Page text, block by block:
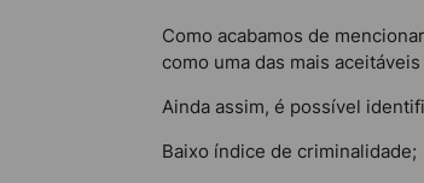
Como acabamos de
como uma das mais
Ainda assim, é possível
Baixo índice de criminalidade;